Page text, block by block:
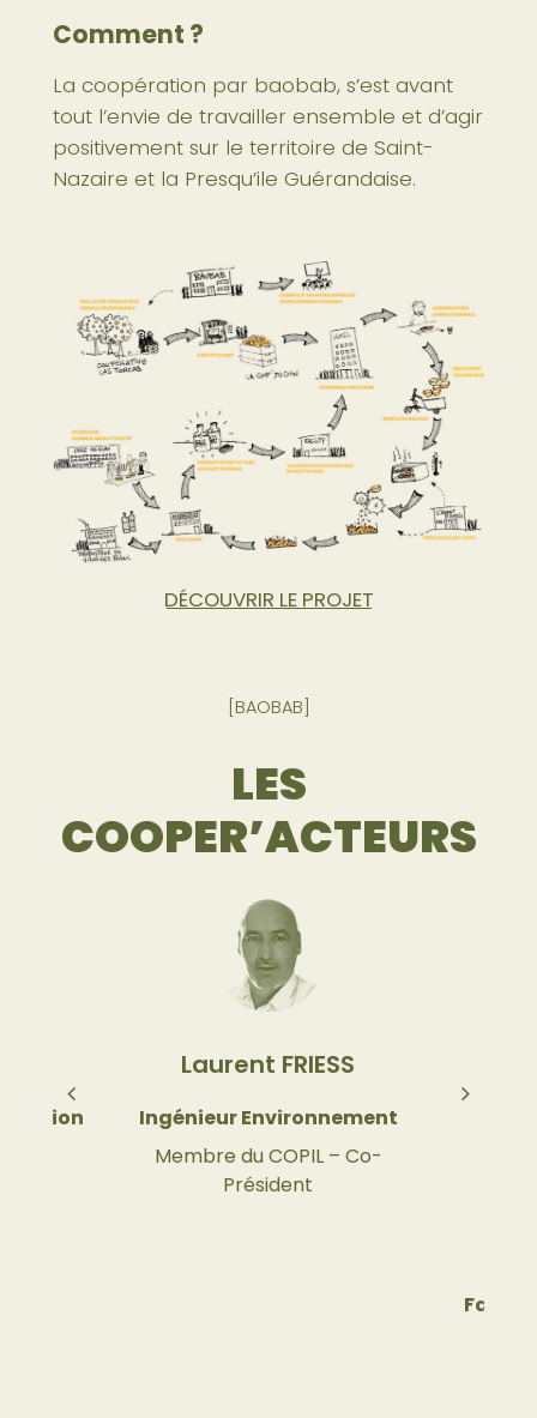
Comment ?
La coopération par baobab, s’est avant
tout l’envie de travailler ensemble et d’agir
positivement sur le territoire de Saint-
Nazaire et la Presqu’ile Guérandaise.
DÉCOUVRIR LE PROJET
[BAOBAB]
LES
COOPER’ACTEURS
Laurent FRIESS
Ingénieur Environnement
Membre du COPIL – Co-
Président